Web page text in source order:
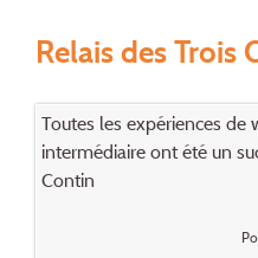
Relais des Trois
Toutes les expériences de
intermédiaire ont été un
Contin